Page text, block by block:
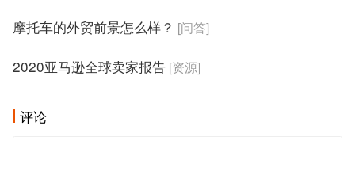
摩托车的外贸前景怎么样？ [问答]
2020亚马逊全球卖家报告 [资源]
评论